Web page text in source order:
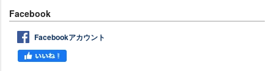
Facebook
Facebookアカウント